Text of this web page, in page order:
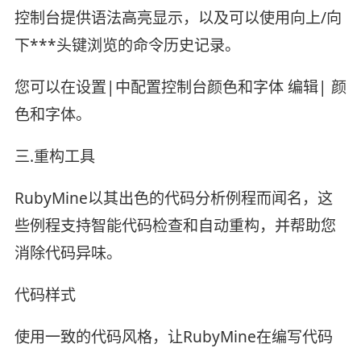
控制台提供语法高亮显示，以及可以使用向上/向
下***头键浏览的命令历史记录。
您可以在设置|中配置控制台颜色和字体 编辑| 颜
色和字体。
三.重构工具
RubyMine以其出色的代码分析例程而闻名，这
些例程支持智能代码检查和自动重构，并帮助您
消除代码异味。
代码样式
使用一致的代码风格，让RubyMine在编写代码